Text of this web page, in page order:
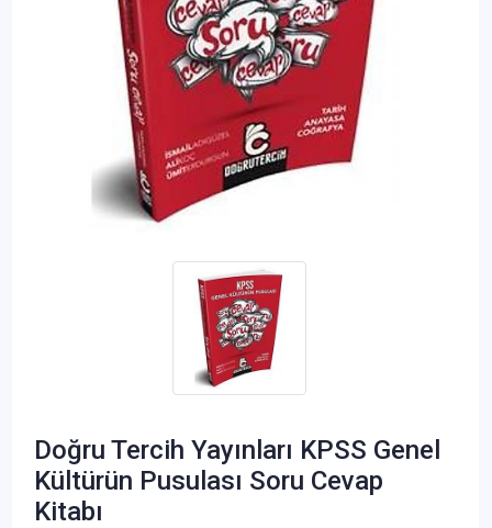
Doğru Tercih Yayınları KPSS Genel
Kültürün Pusulası Soru Cevap
Kitabı